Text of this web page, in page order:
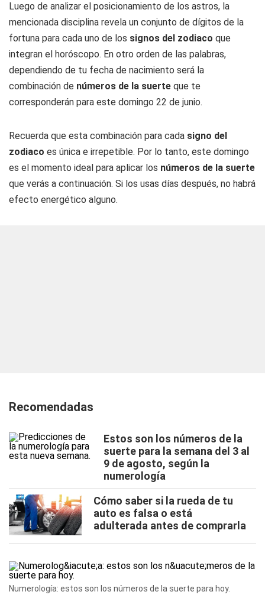
Luego de analizar el posicionamiento de los astros, la
mencionada disciplina revela un conjunto de dígitos de la
fortuna para cada uno de los signos del zodiaco que
integran el horóscopo. En otro orden de las palabras,
dependiendo de tu fecha de nacimiento será la
combinación de números de la suerte que te
corresponderán para este domingo 22 de junio.
Recuerda que esta combinación para cada signo del
zodiaco es única e irrepetible. Por lo tanto, este domingo
es el momento ideal para aplicar los números de la suerte
que verás a continuación. Si los usas días después, no habrá
efecto energético alguno.
Recomendadas
Estos son los números de la
suerte para la semana del 3 al
9 de agosto, según la
numerología
Cómo saber si la rueda de tu
auto es falsa o está
adulterada antes de comprarla
Numerología: estos son los números de la suerte para hoy.